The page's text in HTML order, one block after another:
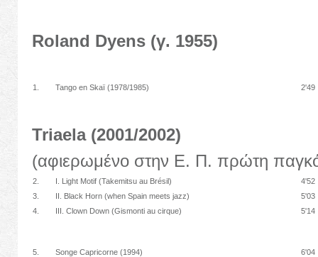
Roland Dyens (γ. 1955)
1. Tango en Skaï (1978/1985) 2'49
Triaela (2001/2002)
(αφιερωμένο στην Ε. Π. πρώτη
2. I. Light Motif (Takemitsu au Brésil)
4'52
3.
II. Black Horn (when Spain meets jazz)
5'03
4.
III. Clown Down (Gismonti au cirque) 5'14
5. Songe Capricorne (1994) 6'04